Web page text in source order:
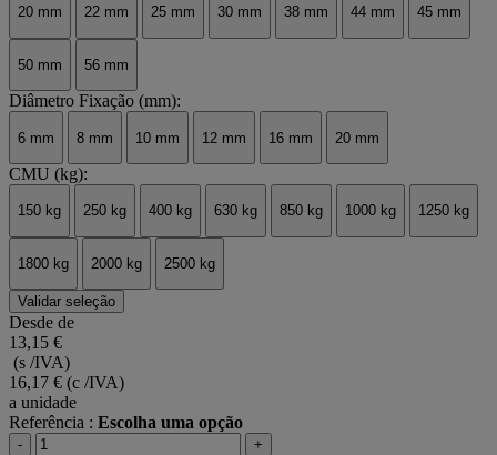
20 mm 22 mm 25 mm 30 mm 38 mm 44 mm 45 mm
50 mm 56 mm
Diâmetro Fixação (mm):
6 mm 8 mm 10 mm 12 mm 16 mm 20 mm
CMU (kg):
150 kg 250 kg 400 kg 630 kg 850 kg 1000 kg 1250 kg
1800 kg 2000 kg 2500 kg
Validar seleção
Desde de
13,15 €
(s /IVA)
16,17 € (c /IVA)
a unidade
Referência : Escolha uma opção
- +